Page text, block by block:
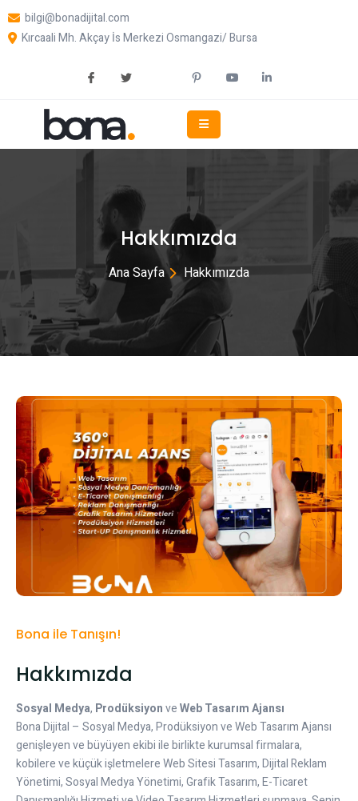
bilgi@bonadijital.com
Kırcaali Mh. Akçay İs Merkezi Osmangazi/ Bursa
Hakkımızda
Ana Sayfa Hakkımızda
Bona ile Tanışın!
Hakkımızda
Sosyal Medya, ProdüksiyonveWeb Tasarım Ajansı
Bona Dijital – Sosyal Medya, Prodüksiyon ve Web Tasarım Ajansı
genişleyen ve büyüyen ekibi ile birlikte kurumsal firmalara,
kobilere ve küçük işletmelere Web Sitesi Tasarım, Dijital Reklam
Yönetimi, Sosyal Medya Yönetimi, Grafik Tasarım, E-Ticaret